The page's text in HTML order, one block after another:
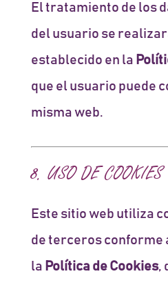
El tratamiento de los
del usuario se
establecido en la
que el usuario puede
misma web.
8. USO DE COOKIES
Este sitio web utiliza
de terceros conforme
la Política de Cookies,